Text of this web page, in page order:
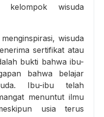
kelompok wisuda
wisuda
sertifikat atau
bukti bahwa ibu-
bahwa belajar
Ibu-ibu telah
menuntut ilmu
usia terus